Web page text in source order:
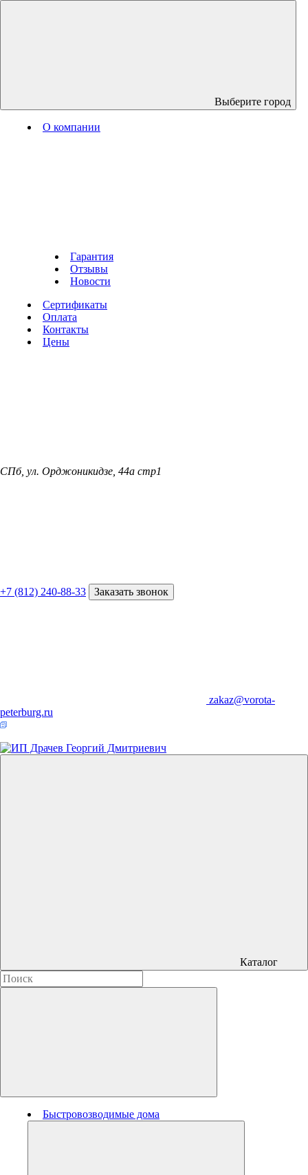
Выберите город
О компании
Гарантия
Отзывы
Новости
Сертификаты
Оплата
Контакты
Цены
СПб, ул. Орджоникидзе, 44а стр1
+7 (812) 240-88-33 Заказать звонок
zakaz@vorota-
peterburg.ru
Каталог
Быстровозводимые дома